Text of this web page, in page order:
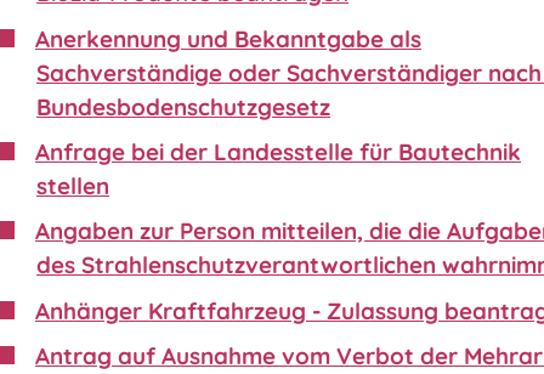
Anerkennung und Bekanntgabe als
Sachverständige oder Sachverständiger nach
Bundesbodenschutzgesetz
Anfrage bei der Landesstelle für Bautechnik
stellen
Angaben zur Person mitteilen, die die
des Strahlenschutzverantwortlichen
Anhänger Kraftfahrzeug - Zulassung
Antrag auf Ausnahme vom Verbot der